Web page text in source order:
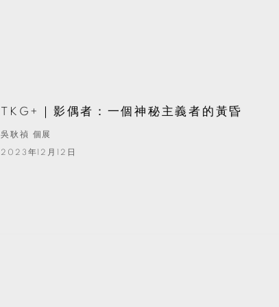
TKG+｜影偶者：一個神秘主義者的黃昏
吳耿禎 個展
2023年12月12日